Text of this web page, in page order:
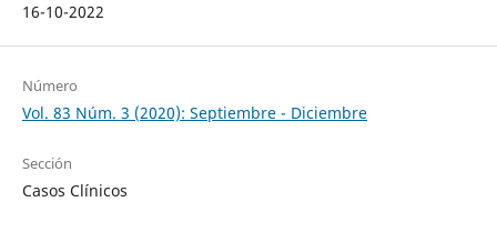
16-10-2022
Número
Vol. 83 Núm. 3 (2020): Septiembre - Diciembre
Sección
Casos Clínicos